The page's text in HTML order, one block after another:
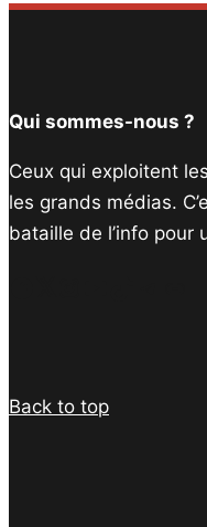
Qui sommes-nous ?
Ceux qui exploitent
les grands médias.
bataille de l’info
Back to top